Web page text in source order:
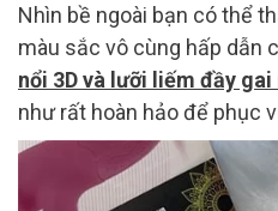
Nhìn bề ngoài bạn có thể
màu sắc vô cùng hấp dẫn
nổi 3D và lưỡi liếm đầy
như rất hoàn hảo để phục